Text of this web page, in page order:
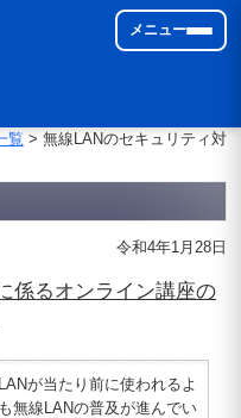
メニュー
覧> 無線LANのセキュリティ対
令和4年1月28日
係るオンライン講座の
が当たり前に使われるよ
無線LANの普及が進んでい